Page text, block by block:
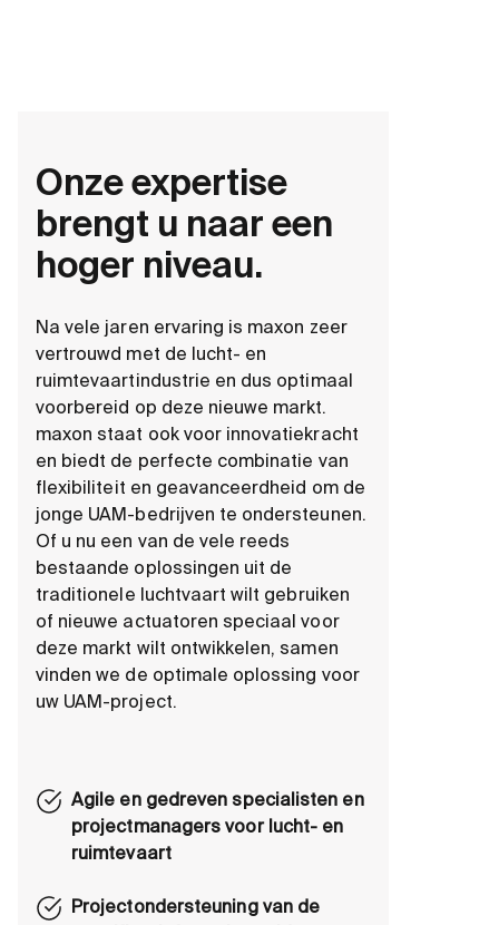
Onze expertise
brengt u naar een
hoger niveau.
Na vele jaren ervaring is maxon zeer
vertrouwd met de lucht- en
ruimtevaartindustrie en dus optimaal
voorbereid op deze nieuwe markt.
maxon staat ook voor innovatiekracht
en biedt de perfecte combinatie van
flexibiliteit en geavanceerdheid om de
jonge UAM-bedrijven te ondersteunen.
Of u nu een van de vele reeds
bestaande oplossingen uit de
traditionele luchtvaart wilt gebruiken
of nieuwe actuatoren speciaal voor
deze markt wilt ontwikkelen, samen
vinden we de optimale oplossing voor
uw UAM-project.
Agile en gedreven specialisten en
projectmanagers voor lucht- en
ruimtevaart
Projectondersteuning van de